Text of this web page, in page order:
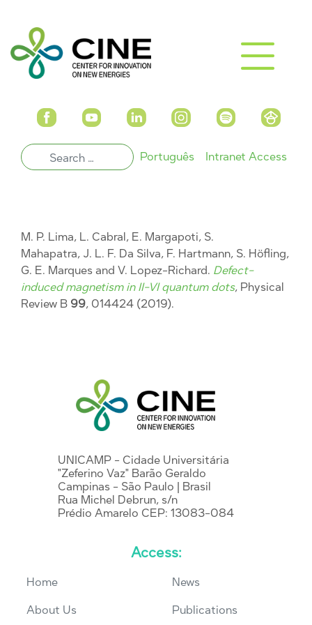
Português Intranet Access
M. P. Lima, L. Cabral, E. Margapoti, S.
Mahapatra, J. L. F. Da Silva, F. Hartmann, S. Höfling,
G. E. Marques and V. Lopez-Richard. Defect-
induced magnetism in II-VI quantum dots, Physical
Review B 99, 014424 (2019).
UNICAMP - Cidade Universitária
"Zeferino Vaz" Barão Geraldo
Campinas - São Paulo | Brasil
Rua Michel Debrun, s/n
Prédio Amarelo CEP: 13083-084
Access:
Home
About Us
News
Publications